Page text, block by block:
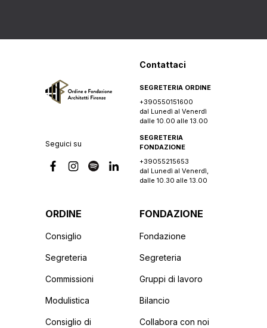
Seguici su
Contattaci
SEGRETERIA ORDINE
+390550151600
dal Lunedì al Venerdì
dalle 10.00 alle 13.00
SEGRETERIA
FONDAZIONE
+39055215653
dal Lunedì al Venerdì,
dalle 10.30 alle 13.00
ORDINE
Consiglio
Segreteria
Commissioni
Modulistica
Consiglio di
FONDAZIONE
Fondazione
Segreteria
Gruppi di lavoro
Bilancio
Collabora con noi